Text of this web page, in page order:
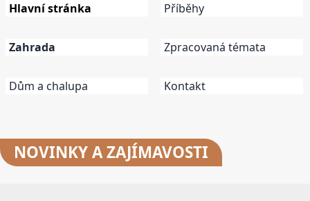
Hlavní stránka
Zahrada
Dům a chalupa
Příběhy
Zpracovaná témata
Kontakt
NOVINKYA ZAJÍMAVOSTI